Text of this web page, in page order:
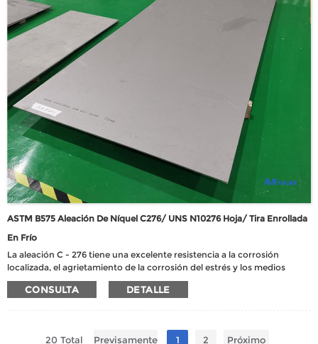
ASTM B575 Aleación De Níquel C276/ UNS N10276 Hoja/ Tira Enrollada
En Frío
La aleación C - 276 tiene una excelente resistencia a la corrosión
localizada, el agrietamiento de la corrosión del estrés y los medios
oxidantes y reductores, lo que lo hace adecuado para una amplia
variedad de entornos de procesos químicos, incluidos cloruros férricos
CONSULTA DETALLE
20 Total Previsamente 1 2 Próximo